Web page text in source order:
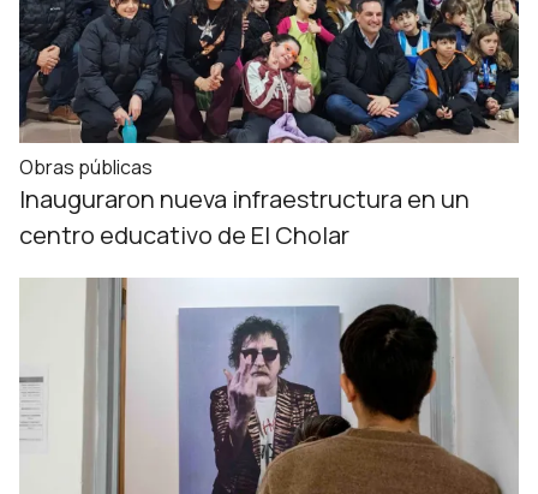
Obras públicas
Inauguraron nueva infraestructura en un
centro educativo de El Cholar